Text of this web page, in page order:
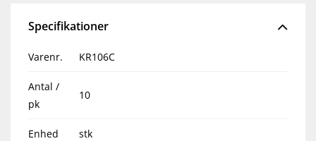
Specifikationer
Varenr. KR106C
Antal /
pk
10
Enhed stk